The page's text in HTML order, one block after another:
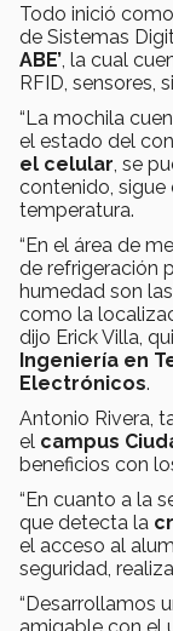
Todo inició
de Sistemas
ABE’ , la cual
RFID, sensores,
“La mochila
el estado del
el celular , se
contenido, sigue
temperatura.
“En el área de
de refrigeración
humedad son
como la
dijo Erick Villa,
Ingeniería en
Electrónicos.
Antonio Rivera,
el campus
beneficios con
“En cuanto a la
que detecta la
el acceso al
seguridad,
“Desarrollamos